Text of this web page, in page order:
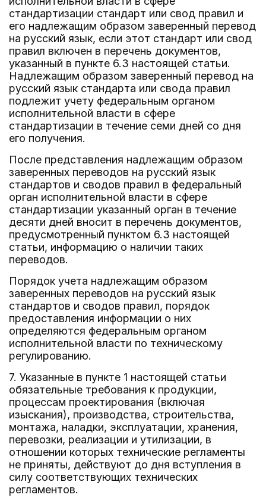
стандартизации стандарт или свод правил и
его надлежащим образом заверенный перевод
на русский язык, если этот стандарт или свод
правил включен в перечень документов,
указанный в пункте 6.3 настоящей статьи.
Надлежащим образом заверенный перевод на
русский язык стандарта или свода правил
подлежит учету федеральным органом
исполнительной власти в сфере
стандартизации в течение семи дней со дня
его получения.
После представления надлежащим образом
заверенных переводов на русский язык
стандартов и сводов правил в федеральный
орган исполнительной власти в сфере
стандартизации указанный орган в течение
десяти дней вносит в перечень документов,
предусмотренный пунктом 6.3 настоящей
статьи, информацию о наличии таких
переводов.
Порядок учета надлежащим образом
заверенных переводов на русский язык
стандартов и сводов правил, порядок
предоставления информации о них
определяются федеральным органом
исполнительной власти по техническому
регулированию.
7. Указанные в пункте 1 настоящей статьи
обязательные требования к продукции,
процессам проектирования (включая
изыскания), производства, строительства,
монтажа, наладки, эксплуатации, хранения,
перевозки, реализации и утилизации, в
отношении которых технические регламенты
не приняты, действуют до дня вступления в
силу соответствующих технических
регламентов.